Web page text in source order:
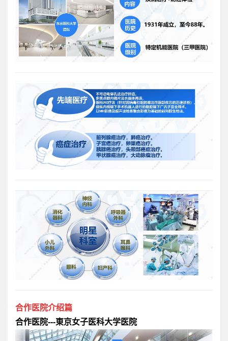
合作医院介绍篇
合作医院---東京女子医科大学医院